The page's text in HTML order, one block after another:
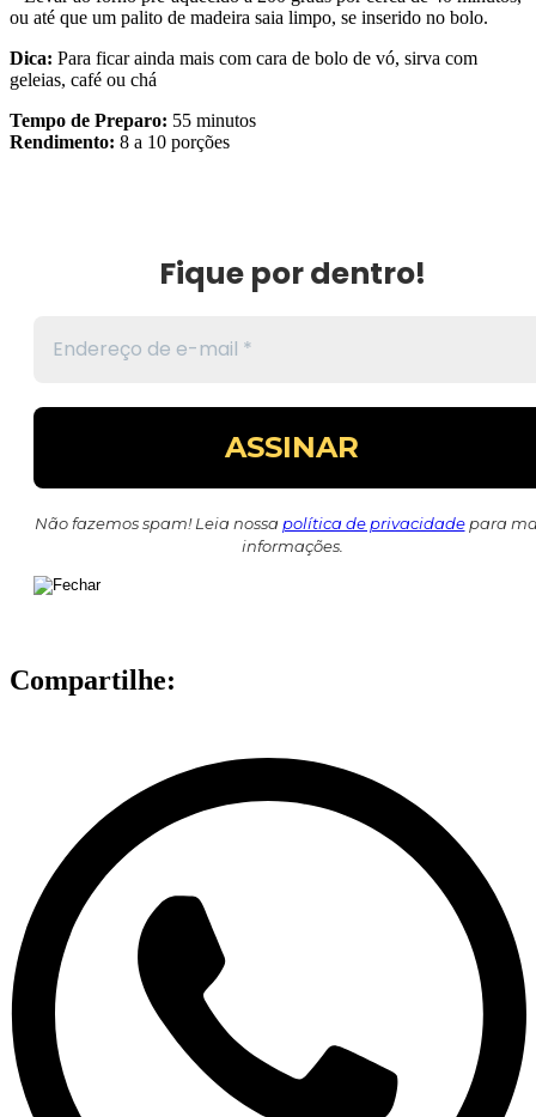
ou até que um palito de madeira saia limpo, se inserido no bolo.
Dica: Para ficar ainda mais com cara de bolo de vó, sirva com
geleias, café ou chá
Tempo de Preparo: 55 minutos
Rendimento: 8 a 10 porções
Fique por dentro!
Não fazemos spam! Leia nossapolítica de privacidadepara
informações.
Compartilhe: